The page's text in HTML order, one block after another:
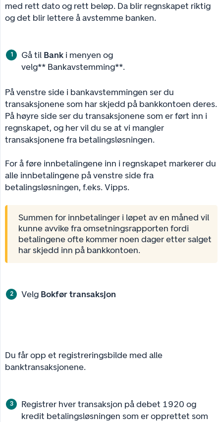
med rett dato og rett beløp. Da blir regnskapet riktig
og det blir lettere å avstemme banken.
Gå til Bank i menyen og
velg** Bankavstemming**.
På venstre side i bankavstemmingen ser du
transaksjonene som har skjedd på bankkontoen deres.
På høyre side ser du transaksjonene som er ført inn i
regnskapet, og her vil du se at vi mangler
transaksjonene fra betalingsløsningen.
For å føre innbetalingene inn i regnskapet markerer du
alle innbetalingene på venstre side fra
betalingsløsningen, f.eks. Vipps.
Summen for innbetalinger i løpet av en måned vil
kunne avvike fra omsetningsrapporten fordi
betalingene ofte kommer noen dager etter salget
har skjedd inn på bankkontoen.
Velg Bokfør transaksjon
Du får opp et registreringsbilde med alle
banktransaksjonene.
Registrer hver transaksjon på debet 1920 og
kredit betalingsløsningen som er opprettet som